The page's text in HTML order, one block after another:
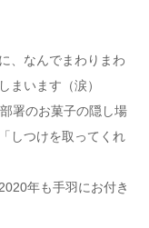
、なんでまわりまわ
まいます（涙）
署のお菓子の隠し場
しつけを取ってくれ
年も手羽にお付き